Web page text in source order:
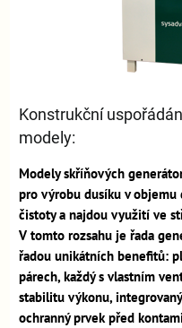
Konstrukční
modely:
Modely skříňových
pro výrobu dusíku v
čistoty a najdou využití ve
V tomto rozsahu je řada
řadou unikátních benefitů:
párech, každý s vlastním
stabilitu výkonu,
ochranný prvek před